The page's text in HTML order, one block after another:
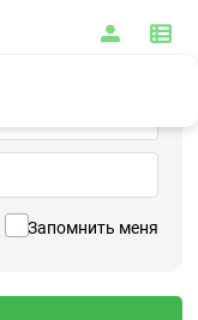
Запомнить меня
/ IP /
2.8